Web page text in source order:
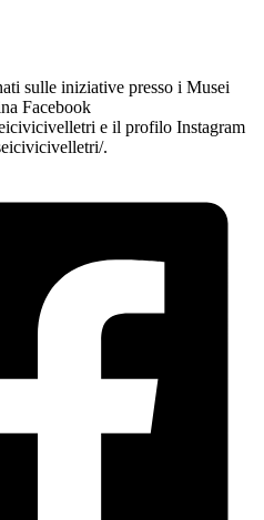
sulle iniziative presso i Musei
Facebook
e il profilo Instagram
.